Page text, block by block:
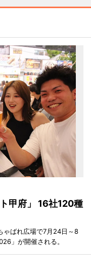
甲府」 16社120種
ゃばれ広場で7月24日～8
」が開催される。